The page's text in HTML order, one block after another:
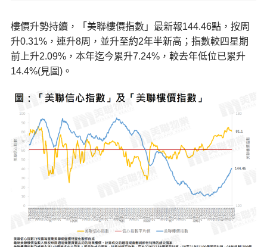
樓價升勢持續，「美聯樓價指數」最新報144.46點，按周
升0.31%，連升8周，並升至約2年半新高；指數較四星期
前上升2.09%，本年迄今累升7.24%，較去年低位已累升
14.4%(見圖)。